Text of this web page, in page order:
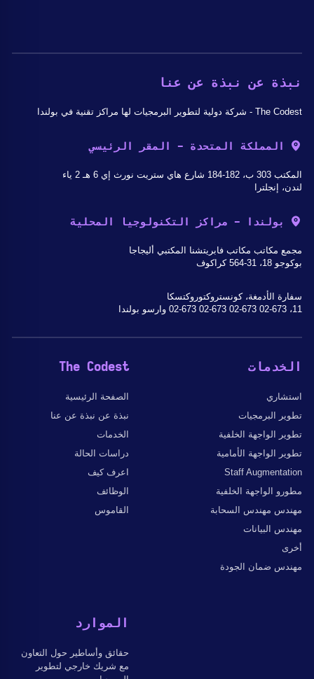
نبذة عن نبذة عن عنا
The Codest - شركة دولية لتطوير البرمجيات لها مراكز تقنية في بولندا
المملكة المتحدة - المقر الرئيسي
المكتب 303 ب، 182-184 شارع هاي ستريت نورث إي 6 هـ 2 ياء
لندن، إنجلترا
بولندا - مراكز التكنولوجيا المحلية
مجمع مكاتب مكاتب فابريتشنا المكتبي أليجاجا
بوكوجو 18، 31-564 كراكوف
سفارة الأدمغة، كونستروكتوروكتسكا
11، 02-673 02-673 02-673 02-673 وارسو بولندا
The Codest
الصفحة الرئيسية
نبذة عن نبذة عن عنا
الخدمات
دراسات الحالة
اعرف كيف
الوظائف
القاموس
الخدمات
استشاري
تطوير البرمجيات
تطوير الواجهة الخلفية
تطوير الواجهة الأمامية
Staff Augmentation
مطورو الواجهة الخلفية
مهندس مهندس السحابة
مهندس البيانات
أخرى
مهندس ضمان الجودة
الموارد
حقائق وأساطير حول التعاون
مع شريك خارجي لتطوير